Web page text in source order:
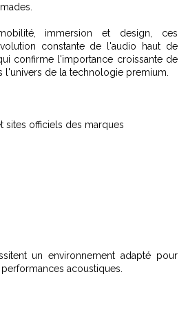
immersion et design, ces
constante de l'audio haut de
confirme l'importance croissante de
l'univers de la technologie premium.
sites officiels des marques
un environnement adapté pour
acoustiques.